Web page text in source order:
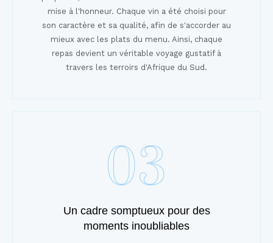
mise à l'honneur. Chaque vin a été choisi pour
son caractère et sa qualité, afin de s'accorder au
mieux avec les plats du menu. Ainsi, chaque
repas devient un véritable voyage gustatif à
travers les terroirs d'Afrique du Sud.
Un cadre somptueux pour des
moments inoubliables